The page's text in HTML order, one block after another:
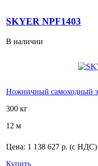
SKYER NPF1403
В наличии
Ножничный самоходный
300 кг
12 м
Цена: 1 138 627 р. (с НДС)
Купить